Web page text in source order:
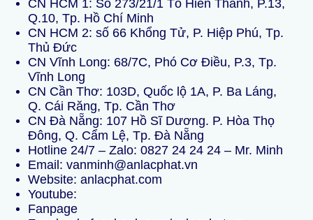
CN HCM 1: Số 273/21/1 Tô Hiến Thành, P.13,
Q.10, Tp. Hồ Chí Minh
CN HCM 2: số 66 Khổng Tử, P. Hiệp Phú, Tp.
Thủ Đức
CN Vĩnh Long: 68/7C, Phó Cơ Điều, P.3, Tp.
Vĩnh Long
CN Cần Thơ: 103D, Quốc lộ 1A, P. Ba Láng,
Q. Cái Răng, Tp. Cần Thơ
CN Đà Nẵng: 107 Hồ Sĩ Dương. P. Hòa Thọ
Đông, Q. Cẩm Lệ, Tp. Đà Nẵng
Hotline 24/7 – Zalo: 0827 24 24 24 – Mr. Minh
Email: vanminh@anlacphat.vn
Website: anlacphat.com
Youtube:
Fanpage